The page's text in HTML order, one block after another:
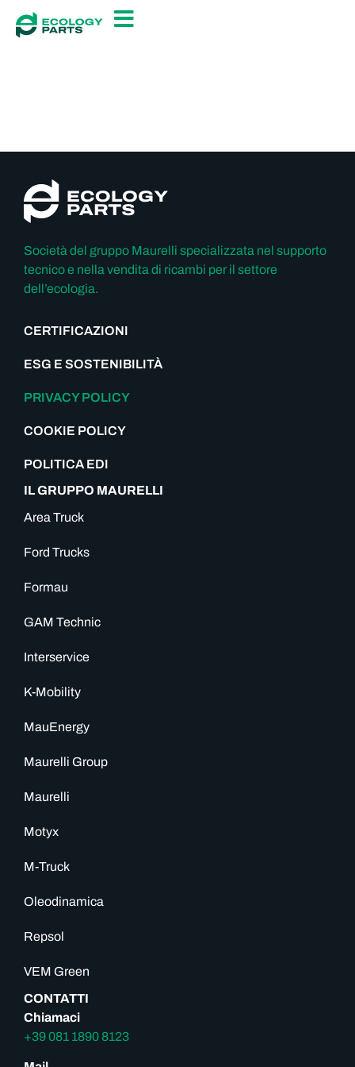
Società del gruppo Maurelli specializzata nel supporto
tecnico e nella vendita di ricambi per il settore
dell’ecologia.
CERTIFICAZIONI
ESG E SOSTENIBILITÀ
PRIVACY POLICY
COOKIE POLICY
POLITICA EDI
IL GRUPPO MAURELLI
Area Truck
Ford Trucks
Formau
GAM Technic
Interservice
K-Mobility
MauEnergy
Maurelli Group
Maurelli
Motyx
M-Truck
Oleodinamica
Repsol
VEM Green
CONTATTI
Chiamaci
+39 081 1890 8123